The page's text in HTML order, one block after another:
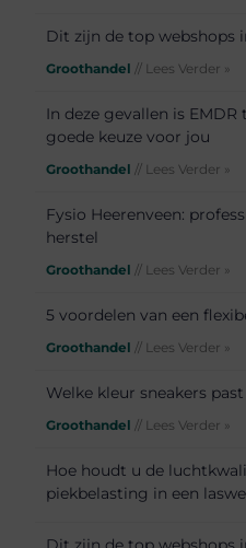
Dit zijn de top webshops
Groothandel // Lees Verder »
In deze gevallen is
goede keuze voor jou
Groothandel // Lees Verder »
Fysio Heerenveen:
herstel
Groothandel // Lees Verder »
5 voordelen van een
Groothandel // Lees Verder »
Welke kleur sneakers
Groothandel // Lees Verder »
Hoe houdt u de
piekbelasting in een